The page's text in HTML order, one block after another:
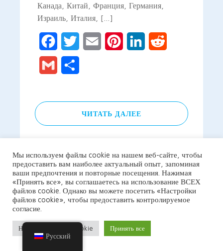
Канада, Китай, Франция, Германия,
Израиль, Италия, […]
FacebookTwitter Email PinterestLinkedIn
Gmail
ЧИТАТЬ ДАЛЕЕ
Мы используем файлы cookie на нашем веб-сайте, чтобы
предоставить вам наиболее актуальный опыт, запоминая
ваши предпочтения и повторные посещения. Нажимая
«Принять все», вы соглашаетесь на использование ВСЕХ
файлов cookie. Однако вы можете посетить «Настройки
файлов cookie», чтобы предоставить контролируемое
согласие.
Настройки файлов cookie Принять все
Русский